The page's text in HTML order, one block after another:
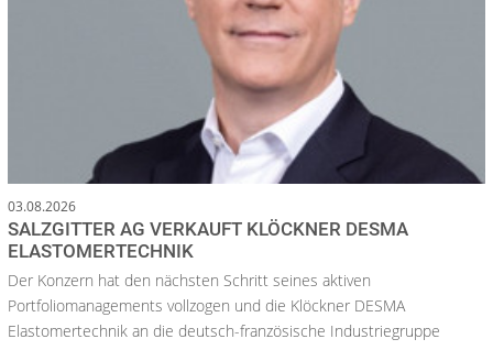
03.08.2026
SALZGITTER AG VERKAUFT KLÖCKNER DESMA
ELASTOMERTECHNIK
Der Konzern hat den nächsten Schritt seines aktiven
Portfoliomanagements vollzogen und die Klöckner DESMA
Elastomertechnik an die deutsch-französische Industriegruppe